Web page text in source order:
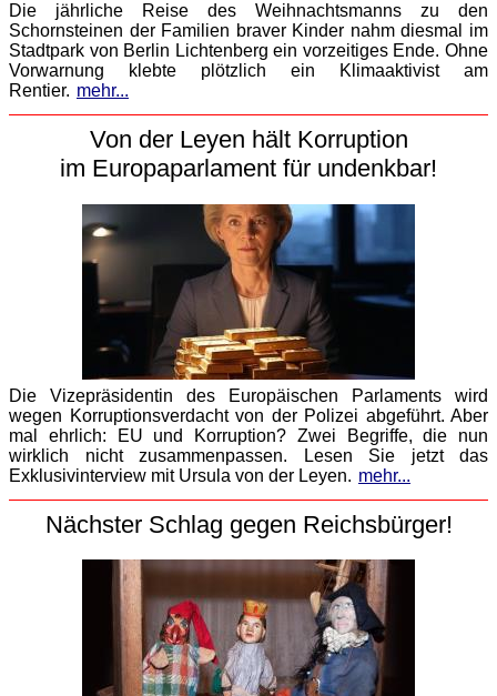
Die jährliche Reise des Weihnachtsmanns zu den
Schornsteinen der Familien braver Kinder nahm diesmal im
Stadtpark von Berlin Lichtenberg ein vorzeitiges Ende. Ohne
Vorwarnung klebte plötzlich ein Klimaaktivist am
Rentier. mehr...
Von der Leyen hält Korruption
im Europaparlament für undenkbar!
Die Vizepräsidentin des Europäischen Parlaments wird
wegen Korruptionsverdacht von der Polizei abgeführt. Aber
mal ehrlich: EU und Korruption? Zwei Begriffe, die nun
wirklich nicht zusammenpassen. Lesen Sie jetzt das
Exklusivinterview mit Ursula von der Leyen. mehr...
Nächster Schlag gegen Reichsbürger!